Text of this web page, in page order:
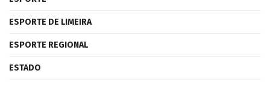
ESPORTE DE LIMEIRA
ESPORTE REGIONAL
ESTADO